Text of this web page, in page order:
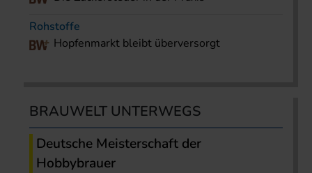
Rohstoffe
Hopfenmarkt bleibt überversorgt
BRAUWELT UNTERWEGS
Deutsche Meisterschaft der
Hobbybrauer